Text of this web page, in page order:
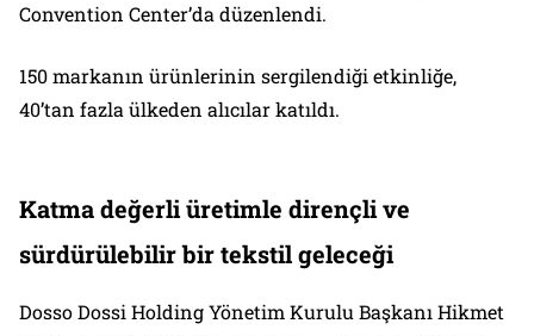
Convention Center’da düzenlendi.
150 markanın ürünlerinin sergilendiği etkinliğe,
40’tan fazla ülkeden alıcılar katıldı.
Katma değerli üretimle dirençli ve
sürdürülebilir bir tekstil geleceği
Dosso Dossi Holding Yönetim Kurulu Başkanı Hikmet